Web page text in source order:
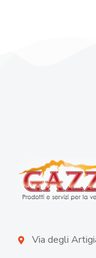
Via degli